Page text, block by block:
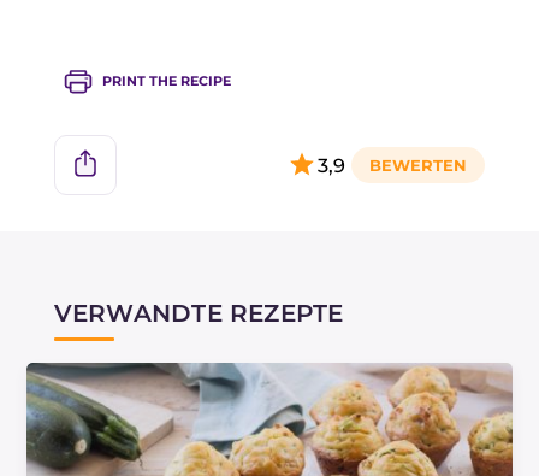
PRINT THE RECIPE
3,9
VERWANDTE REZEPTE